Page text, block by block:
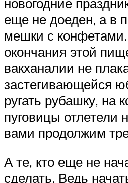
еще не доеден, а в
мешки с
окончания этой
вакханалии не
застегивающейся
ругать рубашку, на
пуговицы отлетели
вами продолжим
А те, кто еще не
сделать. Ведь